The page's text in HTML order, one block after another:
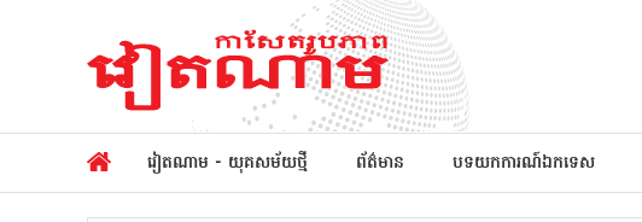
វៀតណាម - យុគសម័យថ្មី ព័ត៌មាន បទយកការណ៍ឯកទេស